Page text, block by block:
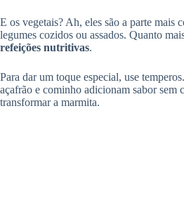
E os vegetais? Ah, eles são a parte
legumes cozidos ou assados. Quanto
refeições nutritivas.
Para dar um toque especial, use
açafrão e cominho adicionam sabor
transformar a marmita.